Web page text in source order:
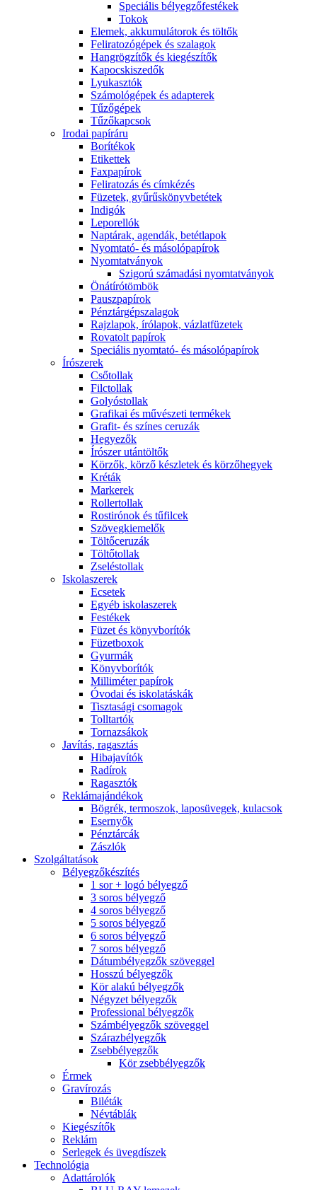
Speciális bélyegzőfestékek
Tokok
Elemek, akkumulátorok és töltők
Feliratozógépek és szalagok
Hangrögzítők és kiegészítők
Kapocskiszedők
Lyukasztók
Számológépek és adapterek
Tűzőgépek
Tűzőkapcsok
Irodai papíráru
Borítékok
Etikettek
Faxpapírok
Feliratozás és címkézés
Füzetek, gyűrűskönyvbetétek
Indigók
Leporellók
Naptárak, agendák, betétlapok
Nyomtató- és másolópapírok
Nyomtatványok
Szigorú számadási nyomtatványok
Önátírótömbök
Pauszpapírok
Pénztárgépszalagok
Rajzlapok, írólapok, vázlatfüzetek
Rovatolt papírok
Speciális nyomtató- és másolópapírok
Írószerek
Csőtollak
Filctollak
Golyóstollak
Grafikai és művészeti termékek
Grafit- és színes ceruzák
Hegyezők
Írószer utántöltők
Körzők, körző készletek és körzőhegyek
Kréták
Markerek
Rollertollak
Rostirónok és tűfilcek
Szövegkiemelők
Töltőceruzák
Töltőtollak
Zseléstollak
Iskolaszerek
Ecsetek
Egyéb iskolaszerek
Festékek
Füzet és könyvborítók
Füzetboxok
Gyurmák
Könyvborítók
Milliméter papírok
Óvodai és iskolatáskák
Tisztasági csomagok
Tolltartók
Tornazsákok
Javítás, ragasztás
Hibajavítók
Radírok
Ragasztók
Reklámajándékok
Bögrék, termoszok, laposüvegek, kulacsok
Esernyők
Pénztárcák
Zászlók
Szolgáltatások
Bélyegzőkészítés
1 sor + logó bélyegző
3 soros bélyegző
4 soros bélyegző
5 soros bélyegző
6 soros bélyegző
7 soros bélyegző
Dátumbélyegzők szöveggel
Hosszú bélyegzők
Kör alakú bélyegzők
Négyzet bélyegzők
Professional bélyegzők
Számbélyegzők szöveggel
Szárazbélyegzők
Zsebbélyegzők
Kör zsebbélyegzők
Érmek
Gravírozás
Biléták
Névtáblák
Kiegészítők
Reklám
Serlegek és üvegdíszek
Technológia
Adattárolók